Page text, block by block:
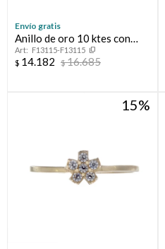
Envío gratis
Anillo de oro 10 ktes con
circonias, MEDIO SIN FIN.
F13115-F13115
$ 14.182 $16.685
15